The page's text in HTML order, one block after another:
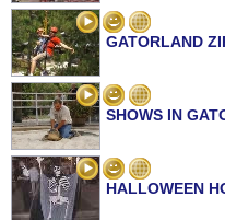
GATORLAND
SHOWS IN
HALLOWEEN